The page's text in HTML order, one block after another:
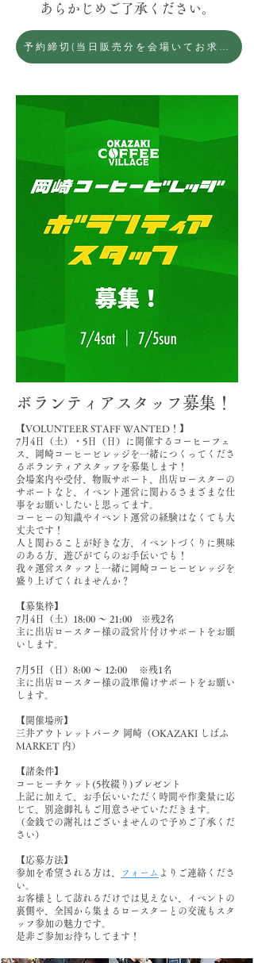
あらかじめご了承ください。
予約締切(当日販売分を会場いてお求めくだ
ボランティアスタッフ募集！
【VOLUNTEER STAFF WANTED！】
7月4日（土）・5日（日）に開催するコーヒーフェ
ス、岡崎コーヒービレッジを一緒につくってくださ
るボランティアスタッフを募集します！
会場案内や受付、物販サポート、出店ロースターの
サポートなど、イベント運営に関わるさまざまな仕
事をお願いしたいと思ってます。
コーヒーの知識やイベント運営の経験はなくても大
丈夫です！
人と関わることが好きな方、イベントづくりに興味
のある方、遊びがてらのお手伝いでも！
我々運営スタッフと一緒に岡崎コーヒービレッジを
盛り上げてくれませんか？
【募集枠】
7月4日（土）18:00 〜 21:00 ※残2名
主に出店ロースター様の設営片付けサポートをお願
いします。
7月5日（日）8:00 〜 12:00 ※残1名
主に出店ロースター様の設準備けサポートをお願い
します。
【開催場所】
三井アウトレットパーク 岡崎（OKAZAKI しばふ
MARKET 内）
【諸条件】
コーヒーチケット(5枚綴り)プレゼント
上記に加えて、お手伝いいただく時間や作業量に応
じて、別途御礼もご用意させていただきます。
（金銭での謝礼はございませんので予めご了承くだ
さい）
【応募方法】
参加を希望される方は、
フォーム よりご連絡くださ
い。
お客様として訪れるだけでは見えない、イベントの
裏側や、全国から集まるロースターとの交流もスタ
ッフ参加の魅力です。
是非ご参加お待ちしてます！